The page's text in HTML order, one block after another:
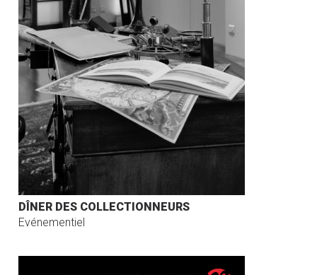
DÎNER DES COLLECTIONNEURS
Evénementiel